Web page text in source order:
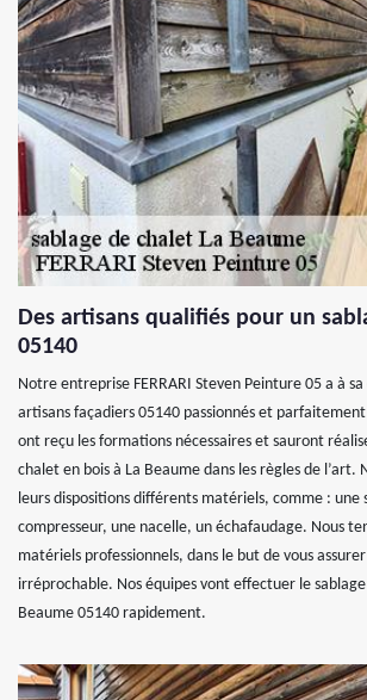
Des artisans qualifiés pour un
05140
Notre entreprise FERRARI Steven Peinture 05 a à
artisans façadiers 05140 passionnés et
ont reçu les formations nécessaires et sauront
chalet en bois à La Beaume dans les règles de l’art.
leurs dispositions différents matériels, comme : une
compresseur, une nacelle, un échafaudage. Nous
matériels professionnels, dans le but de vous
irréprochable. Nos équipes vont effectuer le
Beaume 05140 rapidement.